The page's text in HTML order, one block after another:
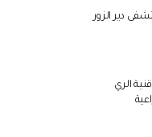
دير الزور
الري